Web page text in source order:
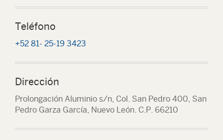
Teléfono
+52 81- 25-19 3423
Dirección
Prolongación Aluminio s/n, Col. San Pedro 400, San
Pedro Garza García, Nuevo León. C.P. 66210